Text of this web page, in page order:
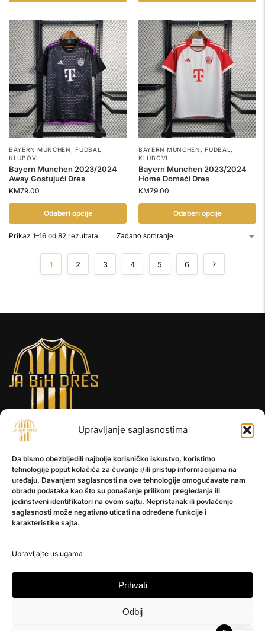
Upravljanje saglasnostima
Da bismo obezbijedili najbolje korisničko iskustvo, koristimo
tehnologije poput kolačića za čuvanje i/ili pristup informacijama na
uređaju. Davanjem saglasnosti na ove tehnologije omogućavate nam
obradu podataka kao što su ponašanje prilikom pregledanja ili
jedinstveni identifikatori na ovom sajtu. Nepristanak ili povlačenje
saglasnosti može negativno uticati na određene funkcije i
karakteristike sajta.
Upravljajte uslugama
Prihvati
Odbij
BAYERN MUNCHEN ,FUDBAL ,
KLUBOVI
Bayern Munchen 2023/2024
Away Gostujući Dres
KM79.00
Odaberi opcije
BAYERN MUNCHEN ,FUDBAL ,
KLUBOVI
Bayern Munchen 2023/2024
Home Domaći Dres
KM79.00
Odaberi opcije
Prikaz 1–16 od 82 rezultata
1 2 3 4 5 6
INFORMACIJE
O nama
Kontakt
POMOĆ
Politika privatnosti
PRATITE NAS
Instagram